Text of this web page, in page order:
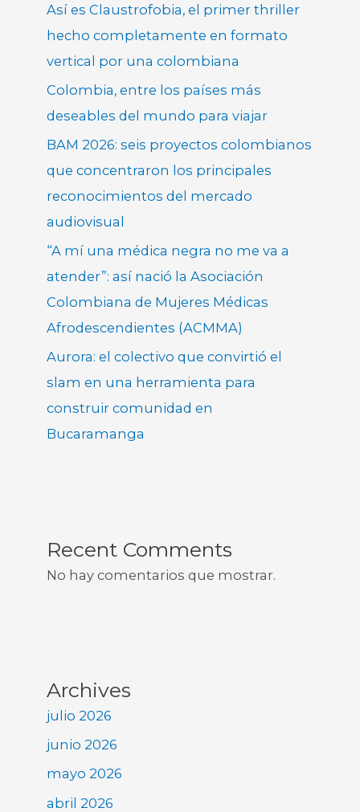
Así es Claustrofobia, el primer thriller
hecho completamente en formato
vertical por una colombiana
Colombia, entre los países más
deseables del mundo para viajar
BAM 2026: seis proyectos colombianos
que concentraron los principales
reconocimientos del mercado
audiovisual
“A mí una médica negra no me va a
atender”: así nació la Asociación
Colombiana de Mujeres Médicas
Afrodescendientes (ACMMA)
Aurora: el colectivo que convirtió el
slam en una herramienta para
construir comunidad en
Bucaramanga
Recent Comments
No hay comentarios que mostrar.
Archives
julio 2026
junio 2026
mayo 2026
abril 2026